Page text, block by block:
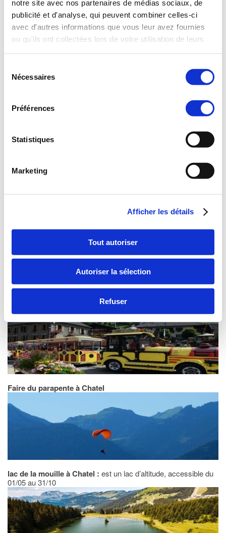
notre site avec nos partenaires de médias sociaux, de
publicité et d'analyse, qui peuvent combiner celles-ci
avec d'autres informations que vous leur avez fournies
ou qu'ils ont collectées lors de votre utilisation de leurs
Nécessaires
Préférences
Statistiques
Marketing
Afficher les détails
Tout autoriser
Autoriser la sélection
Refuser
Stage de voile à Chatel
Faire du parapente à Chatel
lac de la mouille à Chatel : est un lac d’altitude, accessible du
01/05 au 31/10